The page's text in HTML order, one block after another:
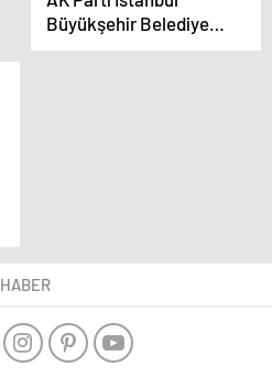
Büyükşehir Belediye
Başkan Adayı Murat
HABER